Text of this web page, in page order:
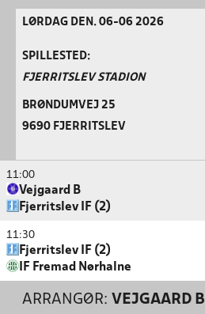
LØRDAG DEN. 06-06 2026
SPILLESTED:
FJERRITSLEV STADION
BRØNDUMVEJ 25
9690 FJERRITSLEV
11:00
Vejgaard B
Fjerritslev IF (2)
11:30
Fjerritslev IF (2)
IF Fremad Nørhalne
ARRANGØR: VEJGAARD B